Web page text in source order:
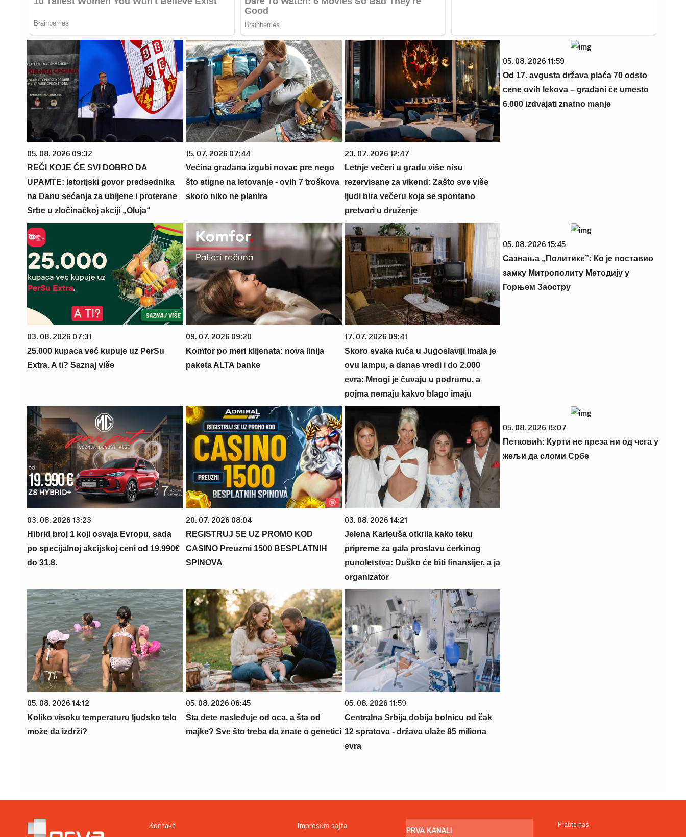
05. 08. 2026 09:32
REČI KOJE ĆE SVI DOBRO DA
UPAMTE: Istorijski govor predsednika
na Danu sećanja za ubijene i proterane
Srbe u zločinačkoj akciji „Oluja“
15. 07. 2026 07:44
Većina građana izgubi novac pre nego
što stigne na letovanje - ovih 7 troškova
skoro niko ne planira
23. 07. 2026 12:47
Letnje večeri u gradu više nisu
rezervisane za vikend: Zašto sve više
ljudi bira večeru koja se spontano
pretvori u druženje
05. 08. 2026 11:59
Od 17. avgusta država plaća 70 odsto
cene ovih lekova – građani će umesto
6.000 izdvajati znatno manje
03. 08. 2026 07:31
25.000 kupaca već kupuje uz PerSu
Extra. A ti? Saznaj više
09. 07. 2026 09:20
Komfor po meri klijenata: nova linija
paketa ALTA banke
17. 07. 2026 09:41
Skoro svaka kuća u Jugoslaviji imala je
ovu lampu, a danas vredi i do 2.000
evra: Mnogi je čuvaju u podrumu, a
pojma nemaju kakvo blago imaju
05. 08. 2026 15:45
Сазнања „Политике”: Ко је поставио
замку Митрополиту Методију у
Горњем Заостру
03. 08. 2026 13:23
Hibrid broj 1 koji osvaja Evropu, sada
po specijalnoj akcijskoj ceni od 19.990€
do 31.8.
20. 07. 2026 08:04
REGISTRUJ SE UZ PROMO KOD
CASINO Preuzmi 1500 BESPLATNIH
SPINOVA
03. 08. 2026 14:21
Jelena Karleuša otkrila kako teku
pripreme za gala proslavu ćerkinog
punoletstva: Duško će biti finansijer, a ja
organizator
05. 08. 2026 15:07
Петковић: Курти не преза ни од чега у
жељи да сломи Србе
05. 08. 2026 14:12
Koliko visoku temperaturu ljudsko telo
može da izdrži?
05. 08. 2026 06:45
Šta dete nasleđuje od oca, a šta od
majke? Sve što treba da znate o genetici
05. 08. 2026 11:59
Centralna Srbija dobija bolnicu od čak
12 spratova - država ulaže 85 miliona
evra
Kontakt Impresum sajta
PRVA KANALI
Pratite nas